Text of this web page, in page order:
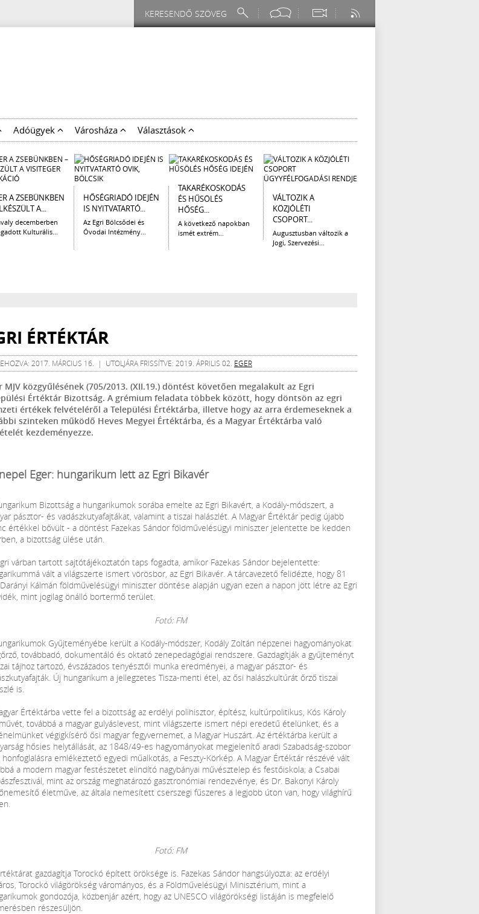
Adóügyek Városháza Választások
A ZSEBÜNKBEN
A...
decemberben
Kulturális...
HŐSÉGRIADÓ IDEJÉN
IS NYITVATARTÓ...
Az Egri Bölcsődei és
Óvodai Intézmény...
TAKARÉKOSKODÁS
ÉS HŰSÖLÉS
HŐSÉG...
A következő napokban
ismét extrém...
VÁLTOZIK A
KÖZJÓLÉTI
CSOPORT...
Augusztusban változik a
Jogi, Szervezési...
ÉRTÉKTÁR
2017. MÁRCIUS 16. | UTOLJÁRA FRISSÍTVE: 2019. ÁPRILIS 02. EGER
MJV közgyűlésének (705/2013. (XII.19.) döntést követően megalakult az Egri
Értéktár Bizottság. A grémium feladata többek között, hogy döntsön az egri
értékek felvételéről a Települési Értéktárba, illetve hogy az arra érdemeseknek a
szinteken működő Heves Megyei Értéktárba, és a Magyar Értéktárba való
kezdeményezze.
Eger: hungarikum lett az Egri Bikavér
Bizottság a hungarikumok sorába emelte az Egri Bikavért, a Kodály-módszert, a
pásztor- és vadászkutyafajtákat, valamint a tiszai halászlét. A Magyar Értéktár pedig újabb
értékkel bővült - a döntést Fazekas Sándor földművelésügyi miniszter jelentette be kedden
a bizottság ülése után.
várban tartott sajtótájékoztatón taps fogadta, amikor Fazekas Sándor bejelentette:
vált a világszerte ismert vörösbor, az Egri Bikavér. A tárcavezető felidézte, hogy 81
Kálmán földművelésügyi miniszter döntése alapján ugyan ezen a napon jött létre az Egri
mint jogilag önálló bortermő terület.
Fotó: FM
Gyűjteményébe került a Kodály-módszer, Kodály Zoltán népzenei hagyományokat
továbbadó, dokumentáló és oktató zenepedagógiai rendszere. Gazdagítják a gyűjteményt
tájhoz tartozó, évszázados tenyésztői munka eredményei, a magyar pásztor- és
Új hungarikum a jellegzetes Tisza-menti étel, az ősi halászkultúrát őrző tiszai
is.
Értéktárba vette fel a bizottság az erdélyi polihisztor, építész, kultúrpolitikus, Kós Károly
továbbá a magyar gulyáslevest, mint világszerte ismert népi eredetű ételünket, és a
végigkísérő ősi magyar fegyvernemet, a Magyar Huszárt. Az értéktárba került a
hősies helytállását, az 1848/49-es hagyományokat megjelenítő aradi Szabadság-szobor
honfoglalásra emlékeztető egyedi műalkotás, a Feszty-Körkép. A Magyar Értéktár részévé vált
a modern magyar festészetet elindító nagybányai művésztelep és festőiskola; a Csabai
mint az ország meghatározó gasztronómiai rendezvénye, és Dr. Bakonyi Károly
életműve, az általa nemesített cserszegi fűszeres a legjobb úton van, hogy világhírű
Fotó: FM
gazdagítja Torockó épített öröksége is. Fazekas Sándor hangsúlyozta: az erdélyi
Torockó világörökség várományos, és a Földművelésügyi Minisztérium, mint a
gondozója, közbenjár azért, hogy az UNESCO világörökségi listáján is megfelelő
részesüljön.